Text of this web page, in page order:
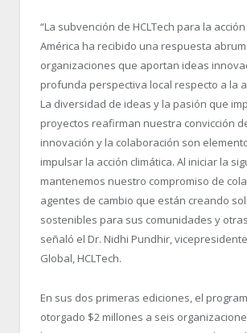
“La subvención de HCLTech para la
América ha recibido una respuesta
organizaciones que aportan ideas
profunda perspectiva local respecto a la
La diversidad de ideas y la pasión que
proyectos reafirman nuestra convicción
innovación y la colaboración son
impulsar la acción climática. Al iniciar la
mantenemos nuestro compromiso de
agentes de cambio que están creando
sostenibles para sus comunidades y
señaló el Dr. Nidhi Pundhir,
Global, HCLTech.
En sus dos primeras ediciones, el
otorgado $2 millones a seis